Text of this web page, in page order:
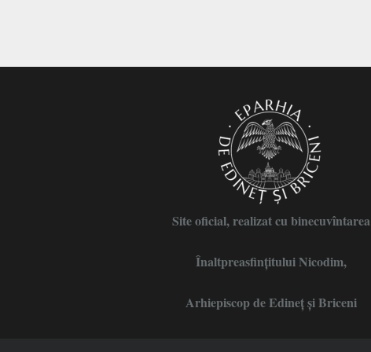
Site oficial, realizat cu binecuvîntarea
Înaltpreasfințitului Nicodim,
Arhiepiscop de Edineţ şi Briceni